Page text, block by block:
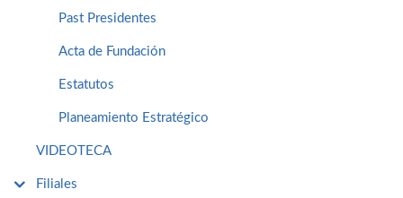
Past Presidentes
Acta de Fundación
Estatutos
Planeamiento Estratégico
VIDEOTECA
Filiales